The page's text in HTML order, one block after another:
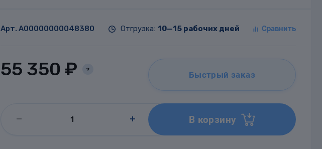
Арт. A00000000048380 Отгрузка: 10—15 рабочих дней
55 350 ₽ ? Быстрый заказ
В корзину